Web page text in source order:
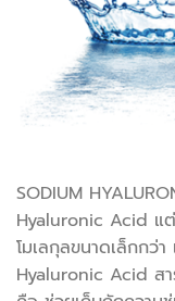
SODIUM
Hyaluronic Acid แ
โมเลกุลขนาดเล็กกว่
Hyaluronic Acid ส